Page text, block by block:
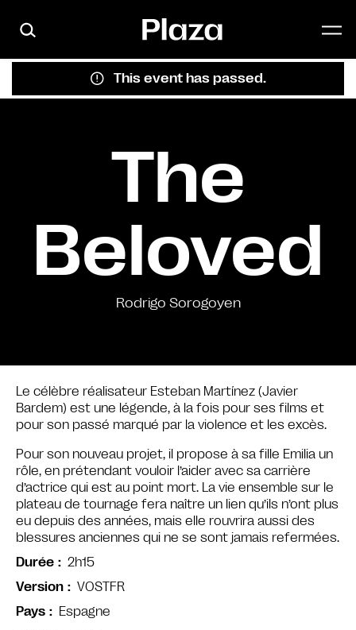
This event has passed.
The
Beloved
Rodrigo Sorogoyen
Le célèbre réalisateur Esteban Martínez (Javier
Bardem) est une légende, à la fois pour ses films et
pour son passé marqué par la violence et les excès.
Pour son nouveau projet, il propose à sa fille Emilia un
rôle, en prétendant vouloir l’aider avec sa carrière
d’actrice qui est au point mort. La vie ensemble sur le
plateau de tournage fera naître un lien qu’ils n’ont plus
eu depuis des années, mais elle rouvrira aussi des
blessures anciennes qui ne se sont jamais refermées.
Durée
2h15
Version
VOSTFR
Pays
Espagne